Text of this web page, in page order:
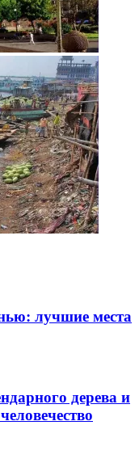
лучшие места
дерева и